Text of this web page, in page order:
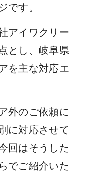
です。
アイワクリー
とし、岐阜県
を主な対応エ
外のご依頼に
に対応させて
回はそうした
でご紹介いた